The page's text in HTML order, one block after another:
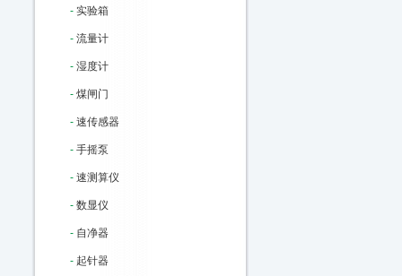
- 实验箱
- 流量计
- 湿度计
- 煤闸门
- 速传感器
- 手摇泵
- 速测算仪
- 数显仪
- 自净器
- 起针器